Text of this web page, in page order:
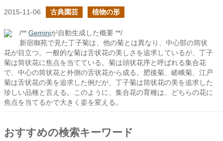
2015-11-06 古典園芸 植物の形
/** Geminiが自動生成した概要 **/
新宿御苑で見た丁子菊は、他の菊とは異なり、中心部の筒状
花が目立つ。一般的な菊は舌状花の美しさを追求しているが、丁子
菊は筒状花に焦点を当てている。菊は頭状花序と呼ばれる集合花
で、中心の筒状花と外側の舌状花から成る。肥後菊、嵯峨菊、江戸
菊は舌状花の美を追求した例だが、丁子菊は筒状花の美を追求した
珍しい品種と言える。このように、集合花の育種は、どちらの花に
焦点を当てるかで大きく姿を変える。
おすすめの検索キーワード